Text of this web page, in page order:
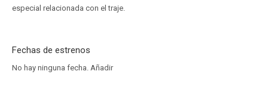
especial relacionada con el traje.
Fechas de estrenos
No hay ninguna fecha. Añadir